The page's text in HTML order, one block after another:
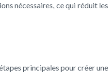
nécessaires, ce qui réduit les
principales pour créer une